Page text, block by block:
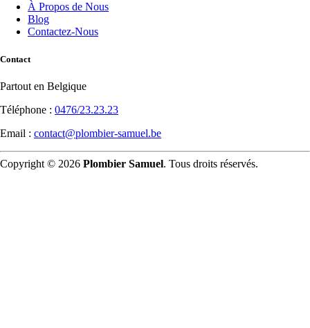
À Propos de Nous
Blog
Contactez-Nous
Contact
Partout en Belgique
Téléphone : 0476/23.23.23
Email : contact@plombier-samuel.be
Copyright © 2026 Plombier Samuel. Tous droits réservés.